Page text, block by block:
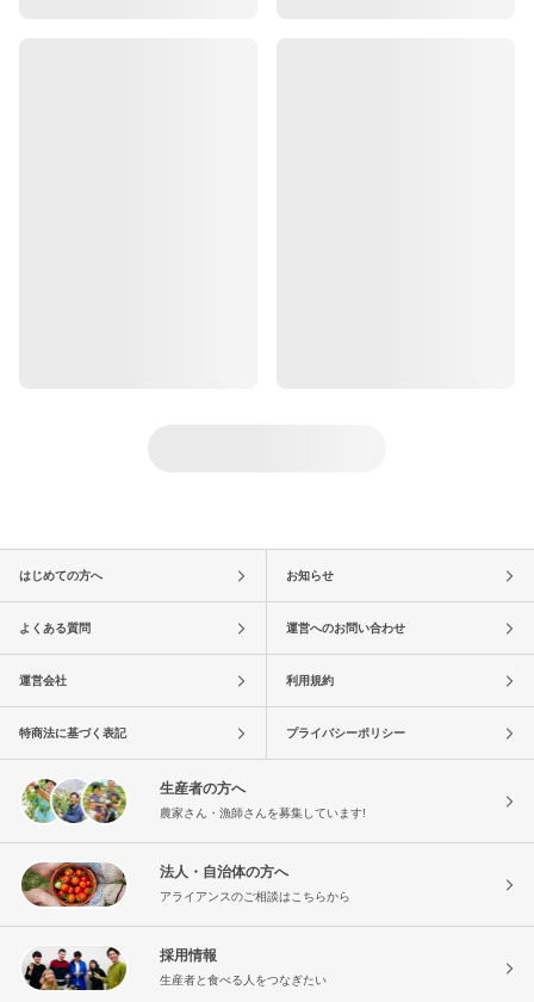
はじめての方へ お知らせ
よくある質問 運営へのお問い合わせ
運営会社 利用規約
特商法に基づく表記 プライバシーポリシー
生産者の方へ
農家さん・漁師さんを募集しています!
法人・自治体の方へ
アライアンスのご相談はこちらから
採用情報
生産者と食べる人をつなぎたい